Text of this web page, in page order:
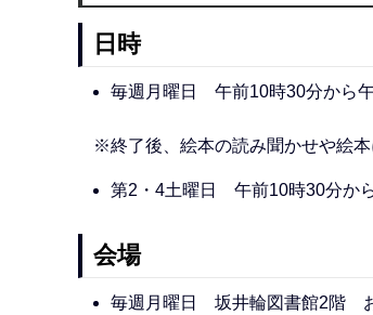
日時
毎週月曜日 午前10時30分から
※終了後、絵本の読み聞かせや絵
第2・4土曜日 午前10時30分か
会場
毎週月曜日 坂井輪図書館2階